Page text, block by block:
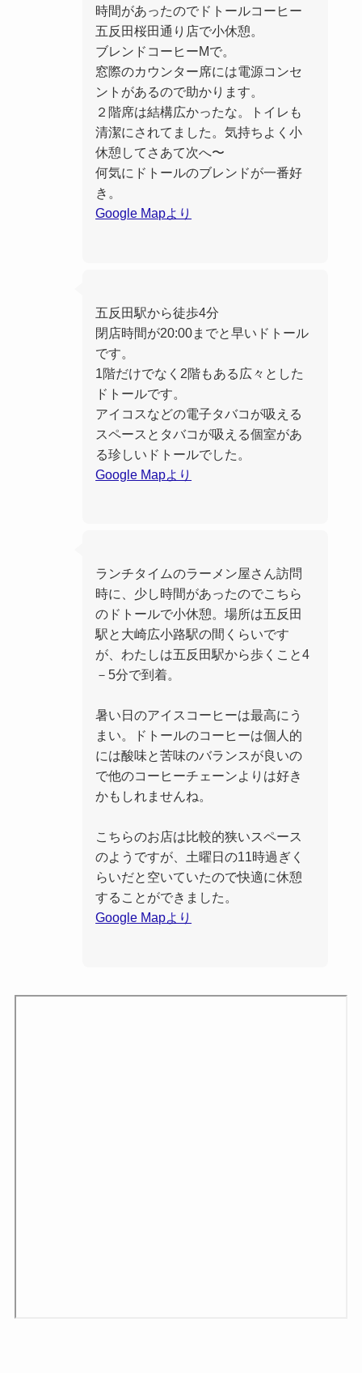
時間があったのでドトールコーヒー
五反田桜田通り店で小休憩。
ブレンドコーヒーMで。
窓際のカウンター席には電源コンセ
ントがあるので助かります。
２階席は結構広かったな。トイレも
清潔にされてました。気持ちよく小
休憩してさあて次へ〜
何気にドトールのブレンドが一番好
き。
Google Mapより
五反田駅から徒歩4分
閉店時間が20:00までと早いドトール
です。
1階だけでなく2階もある広々とした
ドトールです。
アイコスなどの電子タバコが吸える
スペースとタバコが吸える個室があ
る珍しいドトールでした。
Google Mapより
ランチタイムのラーメン屋さん訪問
時に、少し時間があったのでこちら
のドトールで小休憩。場所は五反田
駅と大崎広小路駅の間くらいです
が、わたしは五反田駅から歩くこと4
－5分で到着。
暑い日のアイスコーヒーは最高にう
まい。ドトールのコーヒーは個人的
には酸味と苦味のバランスが良いの
で他のコーヒーチェーンよりは好き
かもしれませんね。
こちらのお店は比較的狭いスペース
のようですが、土曜日の11時過ぎく
らいだと空いていたので快適に休憩
することができました。
Google Mapより